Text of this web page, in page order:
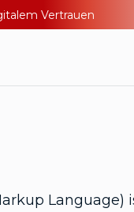
Vertrauen